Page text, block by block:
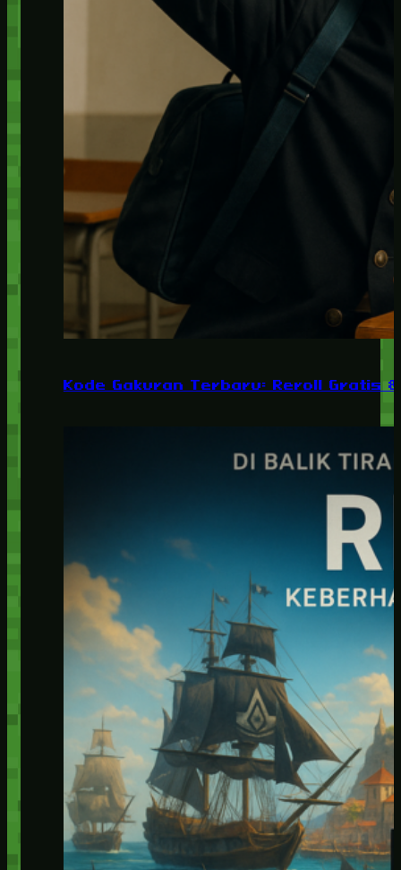
Kode Gakuran Terbaru: Reroll Gratis